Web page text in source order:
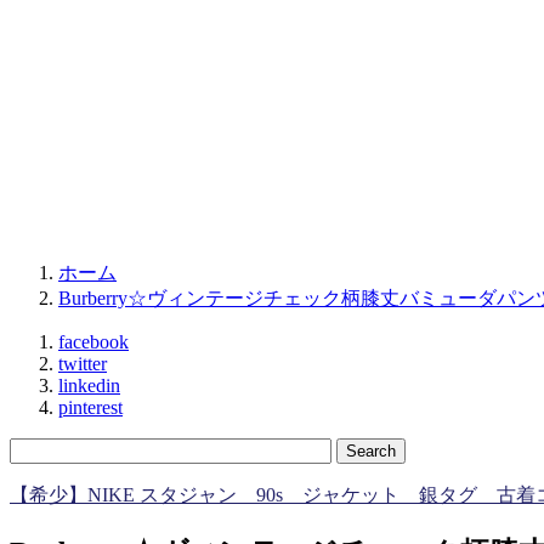
ホーム
Burberry☆ヴィンテージチェック柄膝丈バミューダパン
facebook
twitter
linkedin
pinterest
【希少】NIKE スタジャン 90s ジャケット 銀タグ 古着